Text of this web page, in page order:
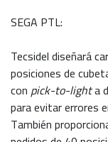
SEGA PTL:
Tecsidel diseñará
posiciones de
conpick-to-lighta
para evitar errores
También